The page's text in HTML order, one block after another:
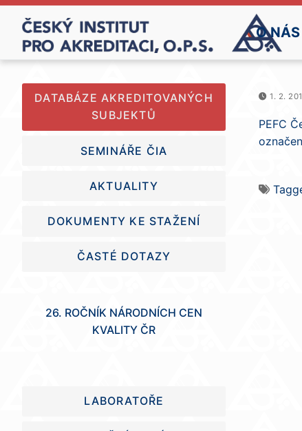
Přeskočit
obsah
O NÁS
1. 2.
PEFC
DATABÁZE AKREDITOVANÝCH
SUBJEKTŮ
SEMINÁŘE ČIA
AKTUALITY
DOKUMENTY KE STAŽENÍ
ČASTÉ DOTAZY
26. ROČNÍK NÁRODNÍCH CEN
KVALITY ČR
LABORATOŘE